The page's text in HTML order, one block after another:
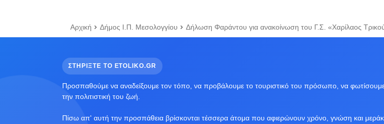
Αρχική Δήμος Ι.Π. Μεσολογγίου Δήλωση Φαράντου για ανακοίνωση του Γ.Σ. «Χαρίλαος
ΣΤΗΡΙΞΤΕ ΤΟ ETOLIKO.GR
Προσπαθούμε να αναδείξουμε τον τόπο, να προβάλουμε το τουριστικό του πρόσωπο, να φωτίσουμε
την πολιτιστική του ζωή.
Πίσω απ' αυτή την προσπάθεια βρίσκονται τέσσερα άτομα που αφιερώνουν χρόνο, γνώση και μεράκι,